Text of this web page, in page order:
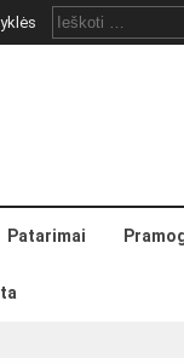
Ieškoti:
Patarimai